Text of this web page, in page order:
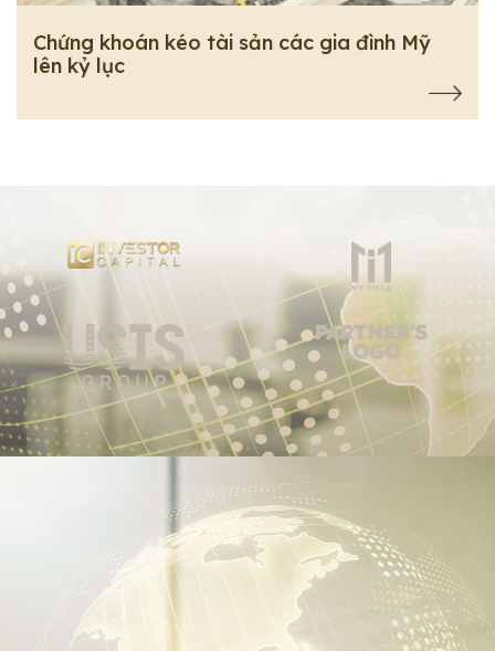
Chứng khoán kéo tài sản các gia đình Mỹ
lên kỷ lục